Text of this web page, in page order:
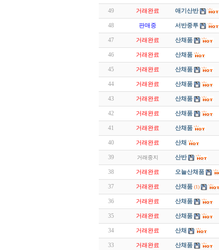
49 거래완료 애기산반
48 판매중 서반중투
47 거래완료 산채품
46 거래완료 산채품
45 거래완료 산채품
44 거래완료 산채품
43 거래완료 산채품
42 거래완료 산채품
41 거래완료 산채품
40 거래완료 산채
39 거래중지 산반
38 거래완료 오늘산채품
37 거래완료 산채품 (1)
36 거래완료 산채품
35 거래완료 산채품
34 거래완료 산채
33 거래완료 산채품